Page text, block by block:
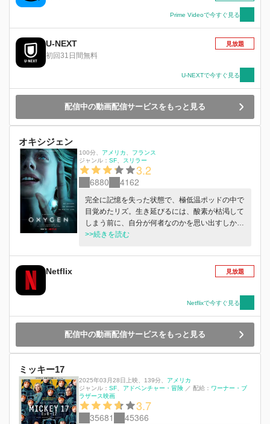
Prime Videoで今すぐ見る
U-NEXT
初回31日間無料
見放題
U-NEXTで今すぐ見る
配信中の動画配信サービスをもっと見る
オキシジェン
100分 アメリカ
フランス
ジャンル： SF スリラー
3.2
6880 4162
完全に記憶を失った状態で、極低温ポッドの中で
目覚めたリズ。生き延びるには、酸素が枯渇して
しまう前に、自分が何者なのかを思い出すしかな
い。
>>続きを読む
Netflix 見放題
Netflixで今すぐ見る
配信中の動画配信サービスをもっと見る
ミッキー17
2025年03月28日上映 139分
アメリカ
ジャンル： SF アドベンチャー・冒険 ／ 配給： ワーナー・ブ
ラザース映画
3.7
35681 45366